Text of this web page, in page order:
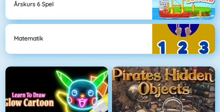
Årskurs 6 Spel
Matematik